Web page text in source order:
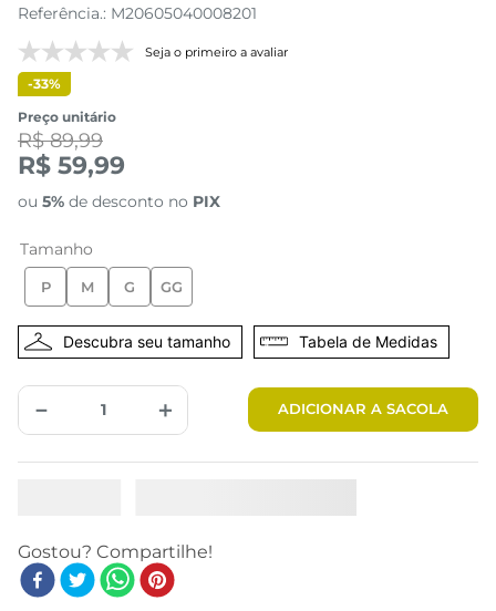
Referência.: M20605040008201
Seja o primeiro a avaliar
-33%
Preço unitário
R$ 89,99
R$ 59,99
ou 5% de desconto no PIX
Tamanho
P M G GG
Tabela de Medidas
＋
－ ADICIONAR A SACOLA